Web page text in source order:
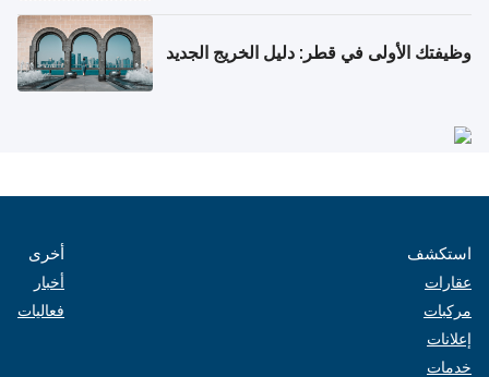
وظيفتك الأولى في قطر: دليل الخريج الجديد
استكشف
عقارات
مركبات
إعلانات
خدمات
أخرى
أخبار
فعاليات